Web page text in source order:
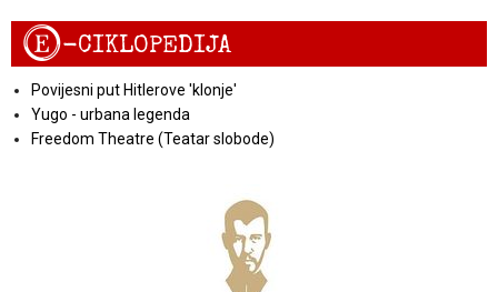
E-CIKLOPEDIJA
Povijesni put Hitlerove 'klonje'
Yugo - urbana legenda
Freedom Theatre (Teatar slobode)